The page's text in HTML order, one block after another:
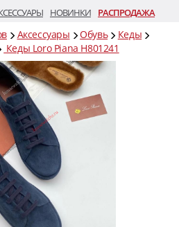
НОВИНКИ РАСПРОДАЖА
Аксессуары Обувь
Кеды
Кеды Loro Piana H801241